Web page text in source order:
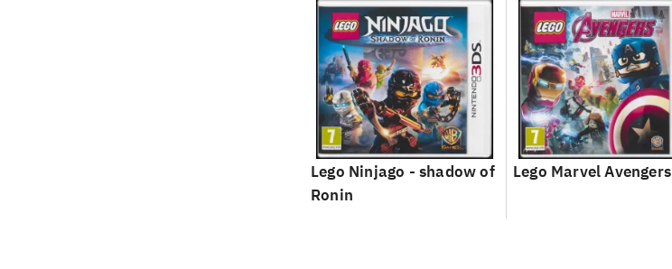
Lego Ninjago - shadow of
Ronin
Lego Marvel Avengers